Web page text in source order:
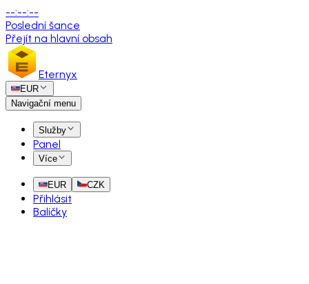
--:--:--
Poslední šance
Přejít na hlavní obsah
Eternyx
EUR
Navigační menu
Služby
Panel
Více
EUR CZK
Přihlásit
Balíčky